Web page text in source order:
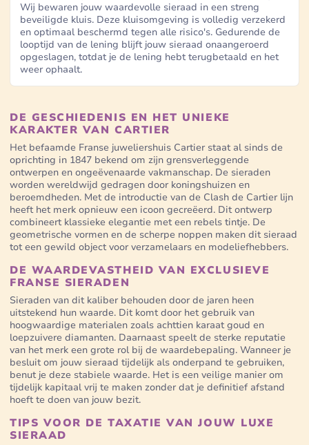
Wij bewaren jouw waardevolle sieraad in een streng
beveiligde kluis. Deze kluisomgeving is volledig verzekerd
en optimaal beschermd tegen alle risico's. Gedurende de
looptijd van de lening blijft jouw sieraad onaangeroerd
opgeslagen, totdat je de lening hebt terugbetaald en het
weer ophaalt.
DE GESCHIEDENIS EN HET UNIEKE
KARAKTER VAN CARTIER
Het befaamde Franse juweliershuis Cartier staat al sinds de
oprichting in 1847 bekend om zijn grensverleggende
ontwerpen en ongeëvenaarde vakmanschap. De sieraden
worden wereldwijd gedragen door koningshuizen en
beroemdheden. Met de introductie van de Clash de Cartier lijn
heeft het merk opnieuw een icoon gecreëerd. Dit ontwerp
combineert klassieke elegantie met een rebels tintje. De
geometrische vormen en de scherpe noppen maken dit sieraad
tot een gewild object voor verzamelaars en modeliefhebbers.
DE WAARDEVASTHEID VAN EXCLUSIEVE
FRANSE SIERADEN
Sieraden van dit kaliber behouden door de jaren heen
uitstekend hun waarde. Dit komt door het gebruik van
hoogwaardige materialen zoals achttien karaat goud en
loepzuivere diamanten. Daarnaast speelt de sterke reputatie
van het merk een grote rol bij de waardebepaling. Wanneer je
besluit om jouw sieraad tijdelijk als onderpand te gebruiken,
benut je deze stabiele waarde. Het is een veilige manier om
tijdelijk kapitaal vrij te maken zonder dat je definitief afstand
hoeft te doen van jouw bezit.
TIPS VOOR DE TAXATIE VAN JOUW LUXE
SIERAAD